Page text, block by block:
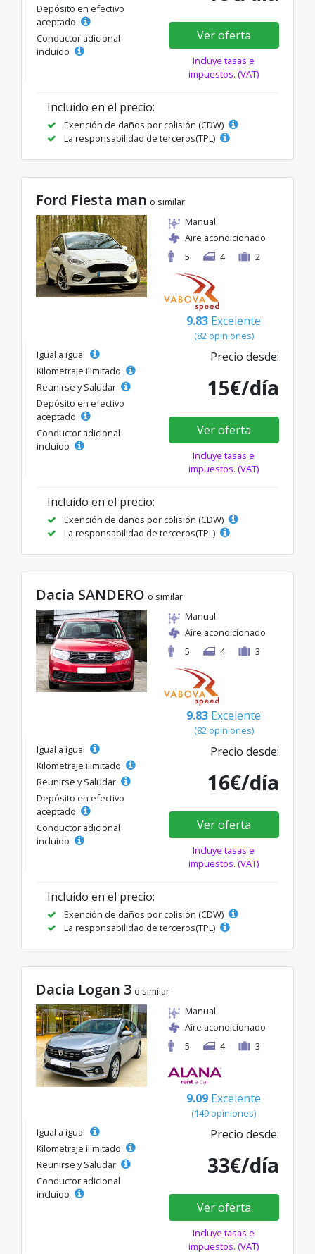
Depósito en efectivo
aceptado
Conductor adicional
incluido
Ver oferta
Incluye tasas e
impuestos. (VAT)
Incluido en el precio:
Exención de daños por colisión (CDW)
La responsabilidad de terceros(TPL)
Ford Fiesta man o similar
Manual
Aire acondicionado
5
4 2
9.83 Excelente
(82 opiniones)
Igual a igual
Kilometraje ilimitado
Reunirse y Saludar
Depósito en efectivo
aceptado
Conductor adicional
incluido
Precio desde:
15€/día
Ver oferta
Incluye tasas e
impuestos. (VAT)
Incluido en el precio:
Exención de daños por colisión (CDW)
La responsabilidad de terceros(TPL)
Dacia SANDERO o similar
Manual
Aire acondicionado
5
4 3
9.83 Excelente
(82 opiniones)
Igual a igual
Kilometraje ilimitado
Reunirse y Saludar
Depósito en efectivo
aceptado
Conductor adicional
incluido
Precio desde:
16€/día
Ver oferta
Incluye tasas e
impuestos. (VAT)
Incluido en el precio:
Exención de daños por colisión (CDW)
La responsabilidad de terceros(TPL)
Dacia Logan 3 o similar
Manual
Aire acondicionado
5
4 3
9.09 Excelente
(149 opiniones)
Igual a igual
Kilometraje ilimitado
Reunirse y Saludar
Conductor adicional
incluido
Precio desde:
33€/día
Ver oferta
Incluye tasas e
impuestos. (VAT)